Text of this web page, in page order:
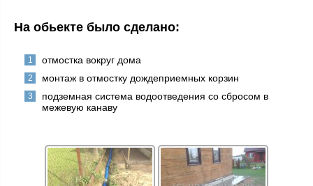
На обьекте было сделано:
отмостка вокруг дома
монтаж в отмостку дождеприемных корзин
подземная система водоотведения со сбросом в
межевую канаву